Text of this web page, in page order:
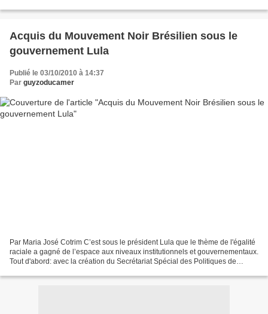
Acquis du Mouvement Noir Brésilien sous le
gouvernement Lula
Publié le 03/10/2010 à 14:37
Par guyzoducamer
Par Maria José Cotrim C’est sous le président Lula que le thème de l'égalité
raciale a gagné de l’espace aux niveaux institutionnels et gouvernementaux.
Tout d'abord: avec la création du Secrétariat Spécial des Politiques de